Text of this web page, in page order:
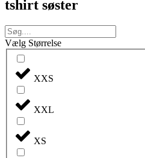
tshirt søster
Vælg Størrelse
XXS
XXL
XS